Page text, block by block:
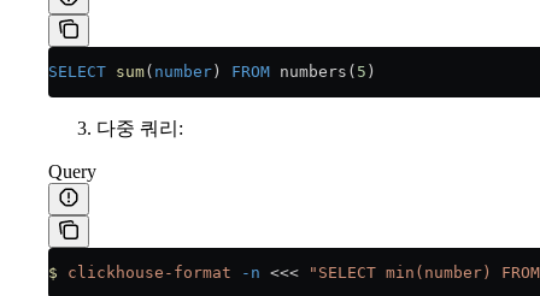
SELECT sum( number) FROM numbers( 5 )
다중 쿼리:
Query
$ clickhouse-format -n <<< "SELECT min(number)